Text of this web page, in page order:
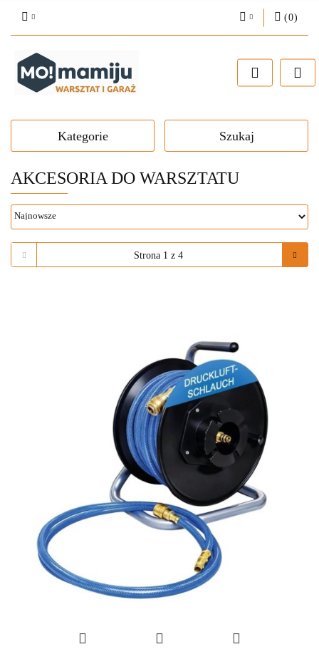
Zaloguj się
Zarejestruj się
(0)
Kategorie Szukaj
AKCESORIA DO WARSZTATU